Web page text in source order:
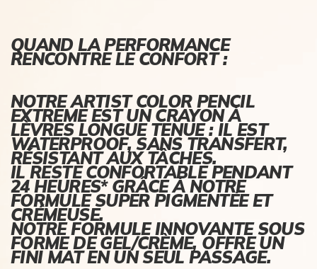
QUAND LA PERFORMANCE
RENCONTRE LE CONFORT :
NOTRE ARTIST COLOR PENCIL
EXTREME EST UN CRAYON À
LÈVRES LONGUE TENUE : IL EST
WATERPROOF, SANS TRANSFERT,
RÉSISTANT AUX TÂCHES.
IL RESTE CONFORTABLE PENDANT
24 HEURES* GRÂCE À NOTRE
FORMULE SUPER PIGMENTÉE ET
CRÉMEUSE.
NOTRE FORMULE INNOVANTE SOUS
FORME DE GEL/CRÈME, OFFRE UN
FINI MAT EN UN SEUL PASSAGE.